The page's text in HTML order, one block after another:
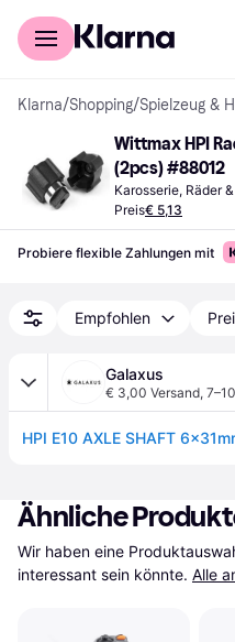
Für Shopper
Klarna/Shopping/Spielzeug &
Wittmax HPI
(2pcs) #88012
Karosserie, Räder
Preis€ 5,13
Probiere flexible Zahlungen mit
Empfohlen
Galaxus
€ 3,00 Versand,
HPI E10 AXLE SHAFT
Ähnliche
Wir haben eine
interessant sein könnte. Alle